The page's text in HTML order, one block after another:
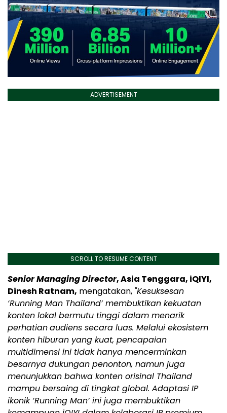
ADVERTISEMENT
SCROLL TO RESUME CONTENT
Senior Managing Director, Asia Tenggara, iQIYI,
Dinesh Ratnam, mengatakan, "Kesuksesan
‘Running Man Thailand’ membuktikan kekuatan
konten lokal bermutu tinggi dalam menarik
perhatianaudiens secara luas. Melalui ekosistem
konten hiburan yang kuat, pencapaian
multidimensi ini tidak hanya mencerminkan
besarnya dukungan penonton, namun juga
menunjukkan bahwa konten orisinal Thailand
mampu bersaing di tingkat global. Adaptasi IP
ikonik ‘Running Man’ ini juga membuktikan